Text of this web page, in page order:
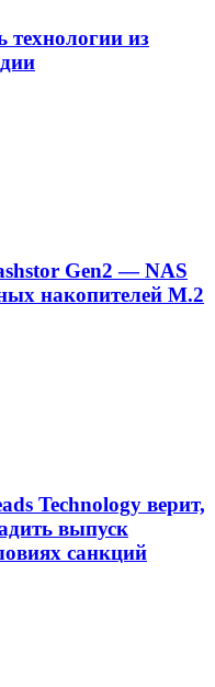
технологии из
Gen2 — NAS
накопителей M.2
Technology верит,
выпуск
санкций